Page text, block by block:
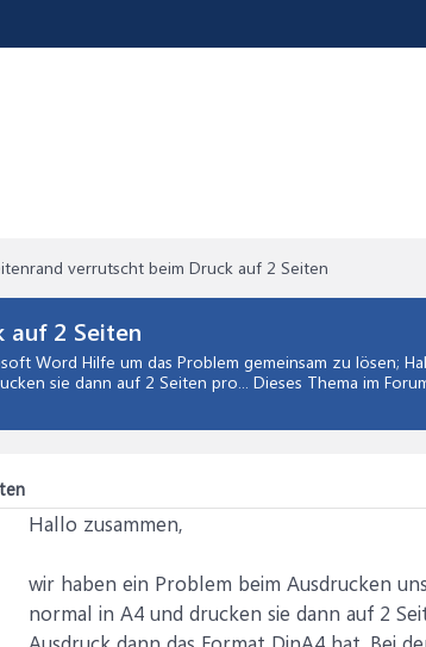
verrutscht beim Druck auf 2 Seiten
auf 2 Seiten
Word Hilfe um das Problem gemeinsam zu lösen;
sie dann auf 2 Seiten pro... Dieses Thema im
Hallo zusammen,
wir haben ein Problem beim Ausdrucken
normal in A4 und drucken sie dann auf 2